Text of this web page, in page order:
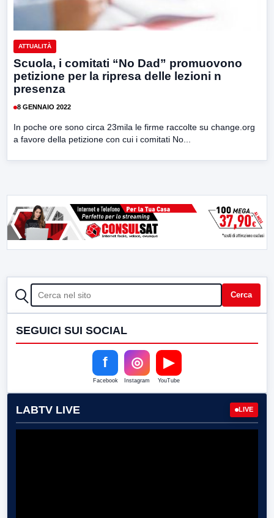
ATTUALITÀ
Scuola, i comitati “No Dad” promuovono
petizione per la ripresa delle lezioni n
presenza
8 GENNAIO 2022
In poche ore sono circa 23mila le firme raccolte su change.org
a favore della petizione con cui i comitati No...
CERCA Cerca
SEGUICI SUI SOCIAL
f
Facebook
◎
Instagram
▶
YouTube
LABTV LIVE LIVE